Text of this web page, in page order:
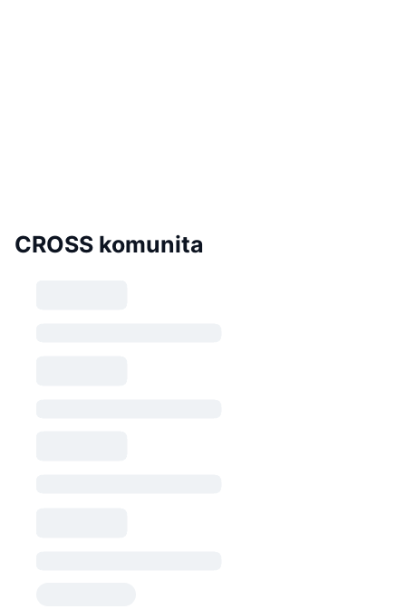
CROSS komunita